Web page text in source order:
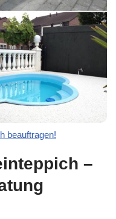
beauftragen!
–